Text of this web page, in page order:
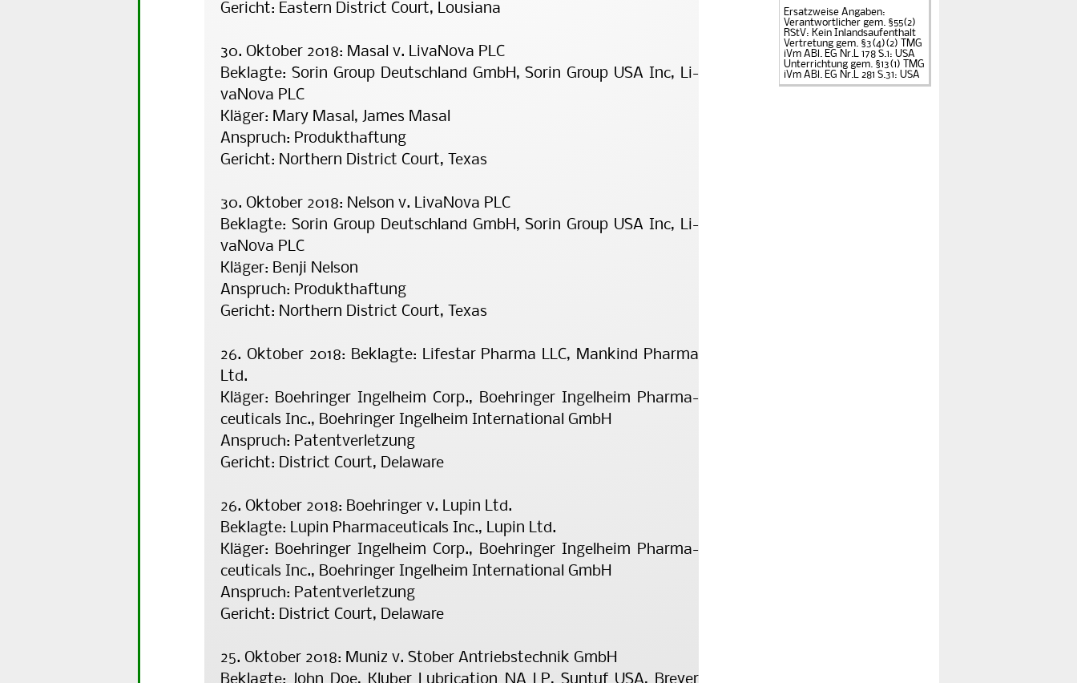
Gericht: Eastern District Court, Lousiana
30. Oktober 2018: Masal v. LivaNova PLC
Beklagte: Sorin Group Deutschland GmbH, Sorin Group USA Inc, Li­
vaNova PLC
Kläger: Mary Masal, James Masal
Anspruch: Produkthaftung
Gericht: Northern District Court, Texas
30. Oktober 2018: Nelson v. LivaNova PLC
Beklagte: Sorin Group Deutschland GmbH, Sorin Group USA Inc, Li­
va­Nova PLC
Kläger: Benji Nelson
Anspruch: Produkthaftung
Gericht: Northern District Court, Texas
26. Oktober 2018: Beklagte: Lifestar Pharma LLC, Mankind Pharma
Ltd.
Kläger: Boehringer Ingelheim Corp., Boehringer Ingelheim Phar­ma­
ceu­ti­cals Inc., Boehringer Ingelheim International GmbH
Anspruch: Patentverletzung
Gericht: District Court, Delaware
26. Oktober 2018: Boehringer v. Lupin Ltd.
Beklagte: Lupin Pharmaceuticals Inc., Lupin Ltd.
Kläger: Boehringer Ingelheim Corp., Boehringer Ingelheim Phar­ma­
ceu­ti­cals Inc., Boehringer Ingelheim International GmbH
Anspruch: Patentverletzung
Gericht: District Court, Delaware
25. Oktober 2018: Muniz v. Stober Antriebstechnik GmbH
Ersatzweise Angaben:
Verantwortlicher gem. §55(2)
RStV: Kein Inlandsaufenthalt
Vertretung gem. §3(4)(2) TMG
iVm ABl. EG Nr.L 178 S.1: USA
Unterrichtung gem. §13(1) TMG
iVm ABl. EG Nr.L 281 S.31: USA